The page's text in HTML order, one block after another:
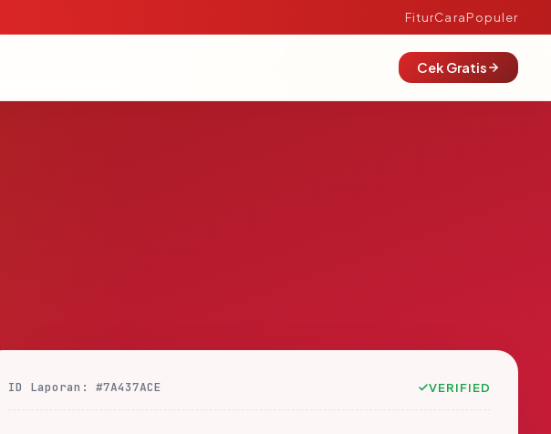
FiturCaraPopuler
Cek Gratis
ID Laporan: #7A437ACE VERIFIED